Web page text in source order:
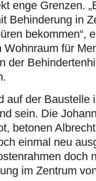
enge Grenzen.
Behinderung in
bekommen“,
Wohnraum für
der
auf der Baustelle
sein. Die
betonen
einmal neu
doch
im Zentrum